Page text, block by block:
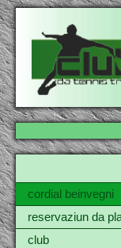
cordial beinvegni
reservaziun da
club